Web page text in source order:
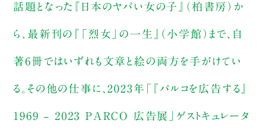
話題となった『⽇本のヤバい⼥の⼦』（柏書房）か
ら、最新刊の『「烈女」の一生』（小学館）まで、自
著6冊ではいずれも⽂章と絵の両⽅を⼿がけてい
る。その他の仕事に、2023年「『パルコを広告する』
1969 – 2023 PARCO 広告展」ゲストキュレータ